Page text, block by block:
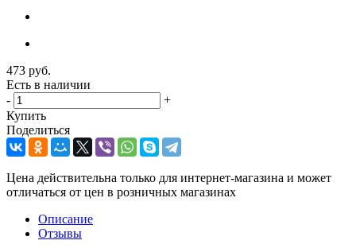
473 руб.
Есть в наличии
-
+
Купить
Поделиться
Цена действительна только для интернет-магазина и может
отличаться от цен в розничных магазинах
Описание
Отзывы